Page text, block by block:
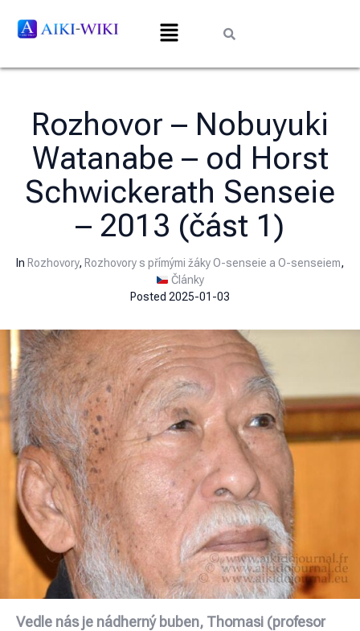
Rozhovor – Nobuyuki
Watanabe – od Horst
Schwickerath Senseie
– 2013 (část 1)
In Rozhovory, Rozhovory s přímými žáky O-senseie a O-senseiem,
Články
Posted 2025-01-03
Vedle nás je nádherný buben, Thomasi (profesor